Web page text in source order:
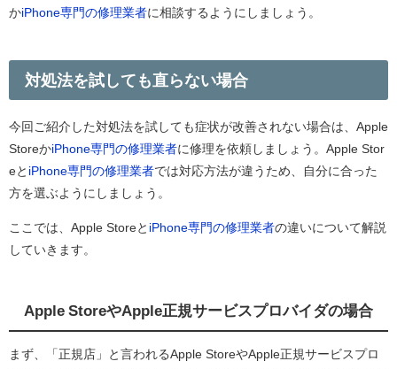
かiPhone専門の修理業者に相談するようにしましょう。
対処法を試しても直らない場合
今回ご紹介した対処法を試しても症状が改善されない場合は、Apple
StoreかiPhone専門の修理業者に修理を依頼しましょう。Apple Stor
eと iPhone専門の修理業者では対応方法が違うため、自分に合った
方を選ぶようにしましょう。
ここでは、Apple Storeと iPhone専門の修理業者の違いについて解説
していきます。
Apple StoreやApple正規サービスプロバイダの場合
まず、「正規店」と言われるApple StoreやApple正規サービスプロ